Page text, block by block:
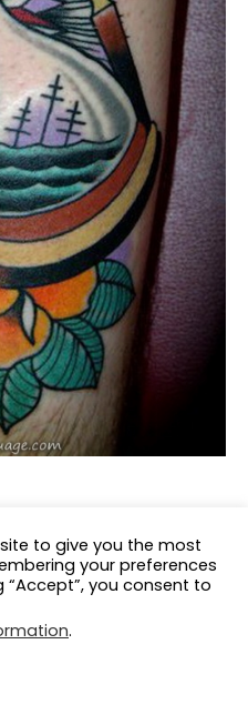
to give you the most
your preferences
“Accept”, you consent to
.